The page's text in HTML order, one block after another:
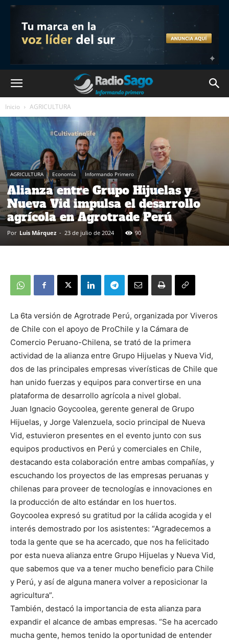
Inicio AGRICULTURA
AGRICULTURA Economía Informando Primero
Alianza entre Grupo Hijuelas y
Nueva Vid impulsa el desarrollo
agrícola en Agrotrade Perú
Por Luis Márquez - 23 de julio de 2024 90
La 6ta versión de Agrotrade Perú, organizada por Viveros
de Chile con el apoyo de ProChile y la Cámara de
Comercio Peruano-Chilena, se trató de la primera
actividad de la alianza entre Grupo Hijuelas y Nueva Vid,
dos de las principales empresas viverísticas de Chile que
han unido fuerzas y equipos para convertirse en una
plataforma de desarrollo agrícola a nivel global.
Juan Ignacio Goycoolea, gerente general de Grupo
Hijuelas, y Jorge Valenzuela, socio principal de Nueva
Vid, estuvieron presentes en el evento junto con sus
equipos productivos en Perú y comerciales en Chile,
destacando esta colaboración entre ambas compañías, y
escuchando los proyectos de las empresas peruanas y
chilenas para proveer de tecnologías e innovaciones en
la producción de alto estándar en los huertos.
Goycoolea expresó su gratitud por la cálida acogida y el
interés demostrado por los asistentes: “Agradecemos a
toda la gente que se ha acercado, que nos ha felicitado
por esta nueva alianza entre Grupo Hijuelas y Nueva Vid,
que sabemos que va a tener mucho beneficio para Chile
y Perú, y así de alguna manera volver a reposicionar la
agricultura”.
También, destacó la importancia de esta alianza para
expandir el alcance de ambas empresas. “Se ha acercado
mucha gente, hemos tenido la oportunidad de entender